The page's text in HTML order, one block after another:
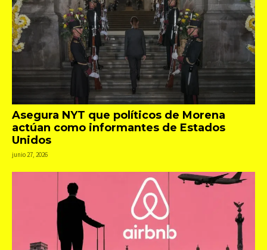
Asegura NYT que políticos de Morena
actúan como informantes de Estados
Unidos
junio 27, 2026